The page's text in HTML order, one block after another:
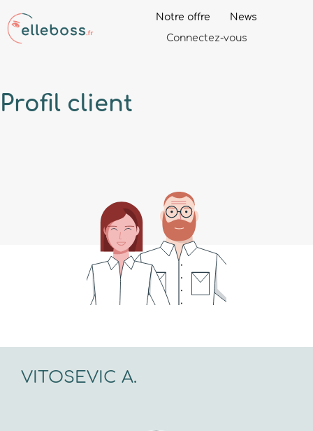
Notre offre
News
Connectez-vous
Profil client
VITOSEVIC A.